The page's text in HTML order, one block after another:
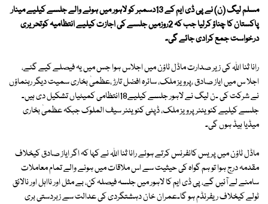
مسلم لیگ (ن) نے پی ڈی ایم کے 13دسمبر کو لاہور میں ہونے والے جلسے کیلیے مینار
پاکستان کا چناؤ کرلیا جب کہ 2روزمیں جلسے کی اجازت کیلیے انتظامیہ کوتحریری
درخواست جمع کرادی جائے گی۔
رانا ثنا اللہ کی زیر صدارت ماڈل ٹاؤن میں اجلاس ہوا جس میں یہ فیصلے کیے گئے،
اجلا س میں ایاز صادق ،پرویز ملک، سائرہ افضل تارڑ ،عظمیٰ بخاری سمیت دیگر رہنماؤں
نے شرکت کی ۔ن لیگ نے لاہور جلسے کیلیے18انتظامی کمیٹیاں تشکیل دی ہیں۔
جلسے کیلیے کنویئنر پرویز ملک، ڈپٹی کنویئنر سیف الملوک جبکہ عظمیٰ بخاری
میڈیا ہیڈ ہوں گی۔
ماڈل ٹاؤن میں پریس کانفرنس کرتے ہوئے رانا ثنا اللہ نے کہا کہ اگر ایاز صادق کیخلاف
مقدمہ درج ہوا تو ہم گواہ کی حیثیت سے اس ملاقات میں ہونے والے تمام معاملات
سامنے لے آئیں گے، پی ڈی ایم کا لاہور میں جلسہ فیصلہ کن، بے مثل اور نااہل اور نالائق
ٹولے کیخلاف ریفرنڈم ہو گا۔عمران خان دہشتگردی کی عدالت سے زبردستی بری